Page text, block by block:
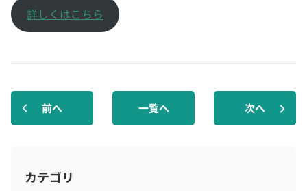
詳しくはこちら
前へ 一覧へ 次へ
カテゴリ